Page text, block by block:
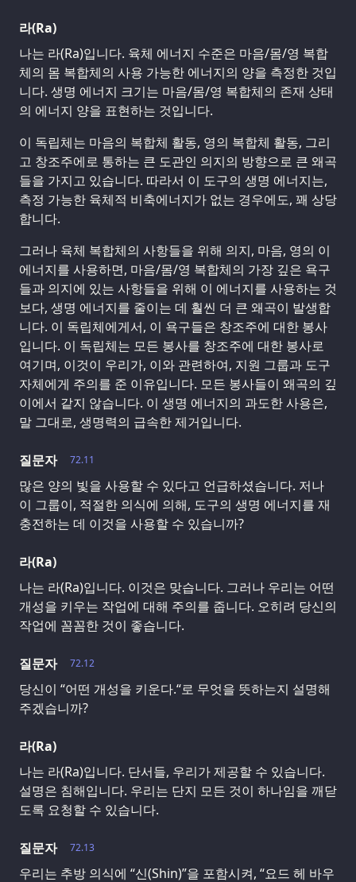
라(Ra)
나는 라(Ra)입니다. 육체 에너지 수준은 마음/몸/영 복합
체의 몸 복합체의 사용 가능한 에너지의 양을 측정한 것입
니다. 생명 에너지 크기는 마음/몸/영 복합체의 존재 상태
의 에너지 양을 표현하는 것입니다.
이 독립체는 마음의 복합체 활동, 영의 복합체 활동, 그리
고 창조주에로 통하는 큰 도관인 의지의 방향으로 큰 왜곡
들을 가지고 있습니다. 따라서 이 도구의 생명 에너지는,
측정 가능한 육체적 비축에너지가 없는 경우에도, 꽤 상당
합니다.
그러나 육체 복합체의 사항들을 위해 의지, 마음, 영의 이
에너지를 사용하면, 마음/몸/영 복합체의 가장 깊은 욕구
들과 의지에 있는 사항들을 위해 이 에너지를 사용하는 것
보다, 생명 에너지를 줄이는 데 훨씬 더 큰 왜곡이 발생합
니다. 이 독립체에게서, 이 욕구들은 창조주에 대한 봉사
입니다. 이 독립체는 모든 봉사를 창조주에 대한 봉사로
여기며, 이것이 우리가, 이와 관련하여, 지원 그룹과 도구
자체에게 주의를 준 이유입니다. 모든 봉사들이 왜곡의 깊
이에서 같지 않습니다. 이 생명 에너지의 과도한 사용은,
말 그대로, 생명력의 급속한 제거입니다.
72.11
질문자
많은 양의 빛을 사용할 수 있다고 언급하셨습니다. 저나
이 그룹이, 적절한 의식에 의해, 도구의 생명 에너지를 재
충전하는 데 이것을 사용할 수 있습니까?
라(Ra)
나는 라(Ra)입니다. 이것은 맞습니다. 그러나 우리는 어떤
개성을 키우는 작업에 대해 주의를 줍니다. 오히려 당신의
작업에 꼼꼼한 것이 좋습니다.
72.12
질문자
당신이 “어떤 개성을 키운다.“로 무엇을 뜻하는지 설명해
주겠습니까?
라(Ra)
나는 라(Ra)입니다. 단서들, 우리가 제공할 수 있습니다.
설명은 침해입니다. 우리는 단지 모든 것이 하나임을 깨닫
도록 요청할 수 있습니다.
72.13
질문자
우리는 추방 의식에 “신(Shin)”을 포함시켜, “요드 헤 바우